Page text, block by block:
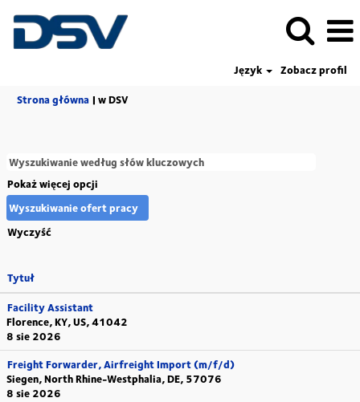
Język
Zobacz profil
Strona główna | w DSV(bieżąca
Pokaż więcej opcji
Wyczyść
Tytuł
Facility Assistant
Florence, KY, US, 41042
8 sie 2026
Freight Forwarder, Airfreight Import (m/f/d)
Siegen, North Rhine-Westphalia, DE, 57076
8 sie 2026